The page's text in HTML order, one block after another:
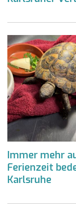
Immer mehr
Ferienzeit
Karlsruhe